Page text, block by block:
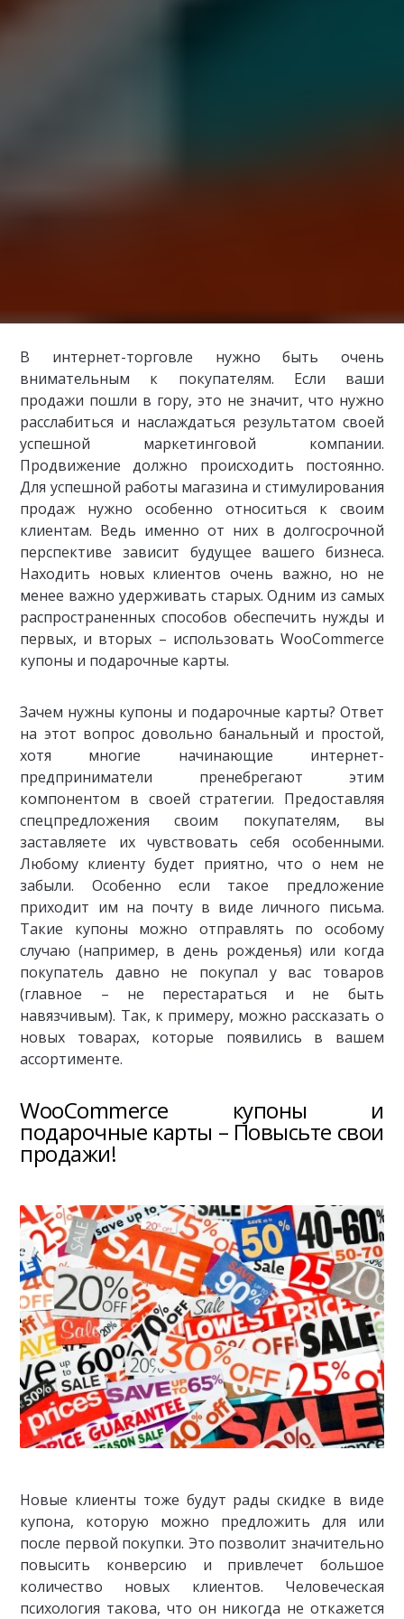
В интернет-торговле нужно быть очень
внимательным к покупателям. Если ваши
продажи пошли в гору, это не значит, что нужно
расслабиться и наслаждаться результатом своей
успешной маркетинговой компании.
Продвижение должно происходить постоянно.
Для успешной работы магазина и стимулирования
продаж нужно особенно относиться к своим
клиентам. Ведь именно от них в долгосрочной
перспективе зависит будущее вашего бизнеса.
Находить новых клиентов очень важно, но не
менее важно удерживать старых. Одним из самых
распространенных способов обеспечить нужды и
первых, и вторых – использовать WooCommerce
купоны и подарочные карты.
Зачем нужны купоны и подарочные карты? Ответ
на этот вопрос довольно банальный и простой,
хотя многие начинающие интернет-
предприниматели пренебрегают этим
компонентом в своей стратегии. Предоставляя
спецпредложения своим покупателям, вы
заставляете их чувствовать себя особенными.
Любому клиенту будет приятно, что о нем не
забыли. Особенно если такое предложение
приходит им на почту в виде личного письма.
Такие купоны можно отправлять по особому
случаю (например, в день рожденья) или когда
покупатель давно не покупал у вас товаров
(главное – не перестараться и не быть
навязчивым). Так, к примеру, можно рассказать о
новых товарах, которые появились в вашем
ассортименте.
WooCommerce купоны и
подарочные карты – Повысьте свои
продажи!
Новые клиенты тоже будут рады скидке в виде
купона, которую можно предложить для или
после первой покупки. Это позволит значительно
повысить конверсию и привлечет большое
количество новых клиентов. Человеческая
психология такова, что он никогда не откажется